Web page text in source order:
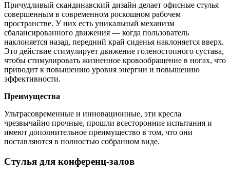
Причудливый скандинавский дизайн делает офисные стулья
совершенным в современном роскошном рабочем
пространстве. У них есть уникальный механизм
сбалансированного движения — когда пользователь
наклоняется назад, передний край сиденья наклоняется вверх.
Это действие стимулирует движение голеностопного сустава,
чтобы стимулировать жизненное кровообращение в ногах, что
приводит к повышению уровня энергии и повышению
эффективности.
Преимущества
Ультрасовременные и инновационные, эти кресла
чрезвычайно прочные, прошли всесторонние испытания и
имеют дополнительное преимущество в том, что они
поставляются в полностью собранном виде.
Стулья для конференц-залов